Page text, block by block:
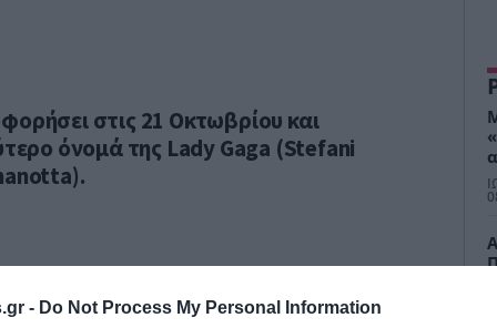
- Do Not Process My Personal Information
στις 21 Οκτωβρίου και
όνομά της Lady Gaga (Stefani